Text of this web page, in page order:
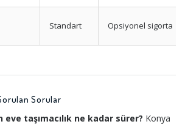
Standart Opsiyonel sigorta
Sorular
eve taşımacılık ne kadar sürer? Konya